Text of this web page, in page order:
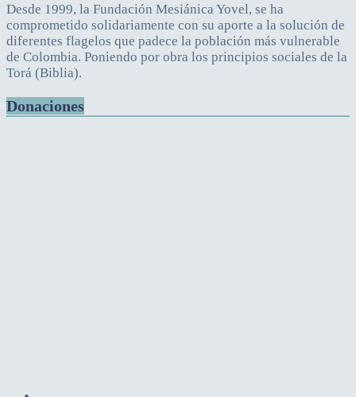
Desde 1999, la Fundación Mesiánica Yovel, se ha
comprometido solidariamente con su aporte a la solución de
diferentes flagelos que padece la población más vulnerable
de Colombia. Poniendo por obra los principios sociales de la
Torá (Biblia).
Donaciones